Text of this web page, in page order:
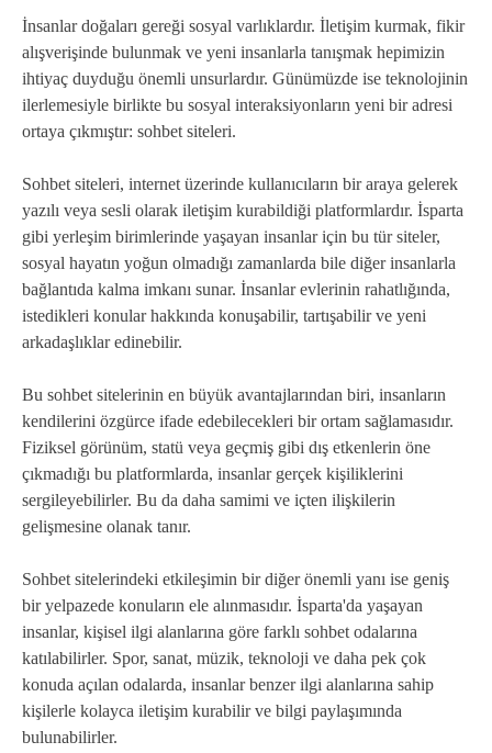
İnsanlar doğaları gereği sosyal varlıklardır. İletişim kurmak, fikir
alışverişinde bulunmak ve yeni insanlarla tanışmak hepimizin
ihtiyaç duyduğu önemli unsurlardır. Günümüzde ise teknolojinin
ilerlemesiyle birlikte bu sosyal interaksiyonların yeni bir adresi
ortaya çıkmıştır: sohbet siteleri.
Sohbet siteleri, internet üzerinde kullanıcıların bir araya gelerek
yazılı veya sesli olarak iletişim kurabildiği platformlardır. İsparta
gibi yerleşim birimlerinde yaşayan insanlar için bu tür siteler,
sosyal hayatın yoğun olmadığı zamanlarda bile diğer insanlarla
bağlantıda kalma imkanı sunar. İnsanlar evlerinin rahatlığında,
istedikleri konular hakkında konuşabilir, tartışabilir ve yeni
arkadaşlıklar edinebilir.
Bu sohbet sitelerinin en büyük avantajlarından biri, insanların
kendilerini özgürce ifade edebilecekleri bir ortam sağlamasıdır.
Fiziksel görünüm, statü veya geçmiş gibi dış etkenlerin öne
çıkmadığı bu platformlarda, insanlar gerçek kişiliklerini
sergileyebilirler. Bu da daha samimi ve içten ilişkilerin
gelişmesine olanak tanır.
Sohbet sitelerindeki etkileşimin bir diğer önemli yanı ise geniş
bir yelpazede konuların ele alınmasıdır. İsparta'da yaşayan
insanlar, kişisel ilgi alanlarına göre farklı sohbet odalarına
katılabilirler. Spor, sanat, müzik, teknoloji ve daha pek çok
konuda açılan odalarda, insanlar benzer ilgi alanlarına sahip
kişilerle kolayca iletişim kurabilir ve bilgi paylaşımında
bulunabilirler.